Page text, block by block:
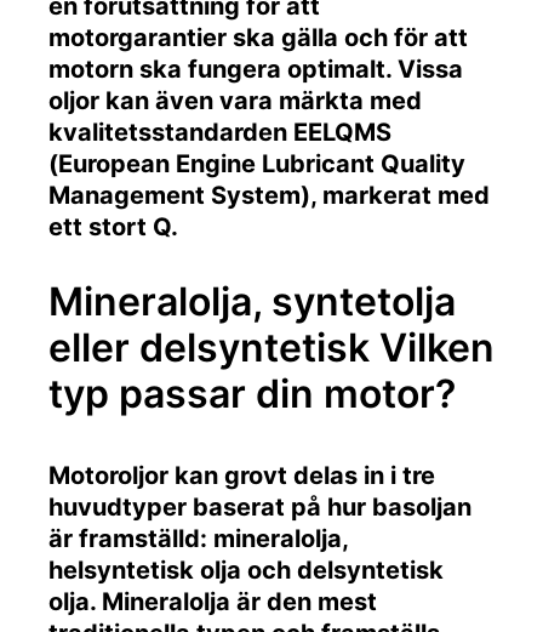
motorgarantier ska gälla och för att
motorn ska fungera optimalt. Vissa
oljor kan även vara märkta med
kvalitetsstandarden EELQMS
(European Engine Lubricant Quality
Management System), markerat med
ett stort Q.
Mineralolja, syntetolja
eller delsyntetisk Vilken
typ passar din motor?
Motoroljor kan grovt delas in i tre
huvudtyper baserat på hur basoljan
är framställd: mineralolja,
helsyntetisk olja och delsyntetisk
olja. Mineralolja är den mest